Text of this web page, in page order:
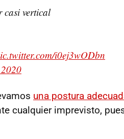
casi vertical
i0ej3wODbn
una postura
cualquier imprevisto,